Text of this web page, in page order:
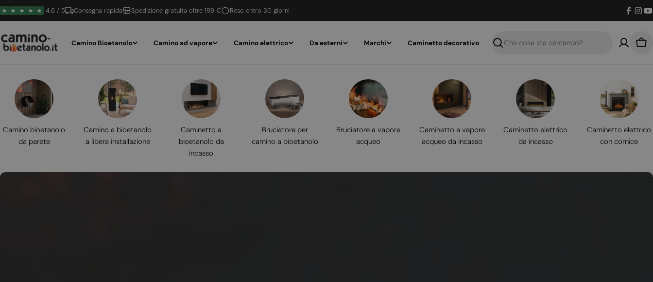
Vai
al
4.6 / 5 Consegna rapida Spedizione gratuita oltre 199 € Reso entro 30 giorni
Camino Bioetanolo Camino ad vapore Camino elettrico Da esterni Marchi Caminetto decorativo
Ricerca
Camino bioetanolo
da parete
Camino a bioetanolo
a libera installazione
Caminetto a
bioetanolo da
incasso
Bruciatore per
camino a bioetanolo
Bruciatore a vapore
acqueo
Caminetto a vapore
acqueo da incasso
Caminetto elettrico
da incasso
Caminetto elettrico
con cornice